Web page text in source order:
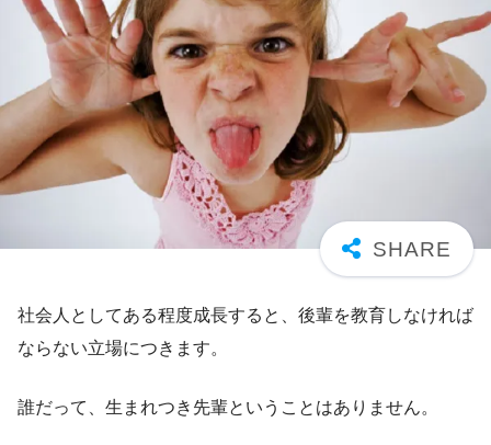
社会人としてある程度成長すると、後輩を教育しなければ
ならない立場につきます。
誰だって、生まれつき先輩ということはありません。